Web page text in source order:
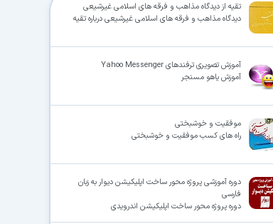
تقیه از دیدگاه مذاهب و فرقه های اسلامی غیرشیعی
دیدگاه مذاهب و فرقه های اسلامی غیرشیعی درباره تقیه
آموزش تصویری ترفندهای Yahoo Messenger
آموزش یاهو مسنجر
موفقیت و خوشبختی
راه های کسب موفقیت و خوشبختی
دوره آموزشی پروژه محور ساخت اپلیکیشن دیوار به زبان
فارسی
دوره پروژه محور ساخت اپلیکیشن اندرویدی